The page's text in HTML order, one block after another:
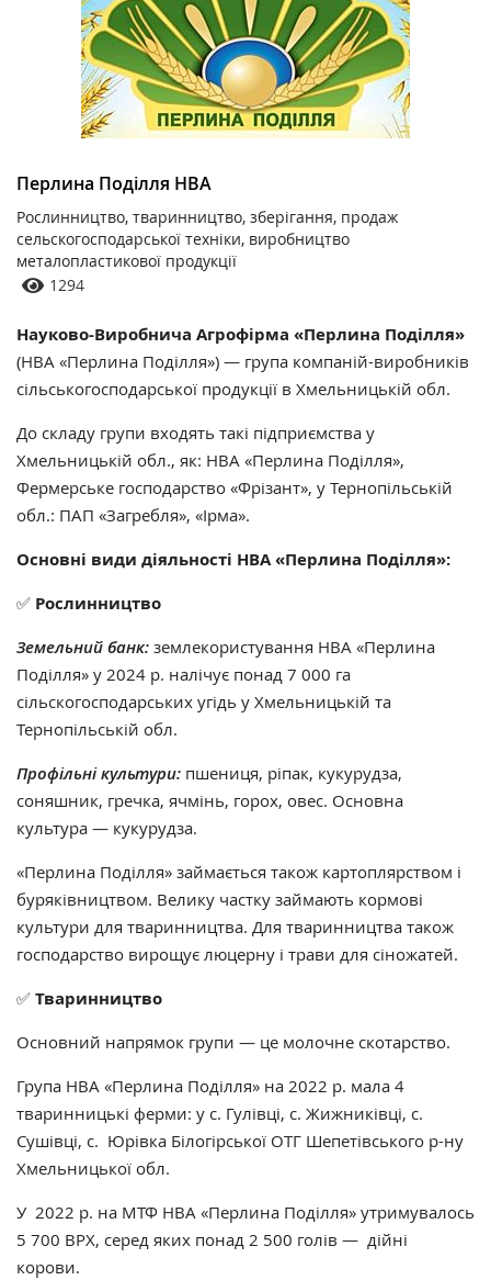
Перлина Поділля НВА
Рослинництво, тваринництво, зберігання, продаж
сельскогосподарської техніки, виробництво
металопластикової продукції
1294
Науково-Виробнича Агрофірма «Перлина Поділля»
(НВА «Перлина Поділля») — група компаній-виробників
сільськогосподарської продукції в Хмельницькій обл.
До складу групи входять такі підприємства у
Хмельницькій обл., як: НВА «Перлина Поділля»,
Фермерське господарство «Фрізант», у Тернопільській
обл.: ПАП «Загребля», «Ірма».
Основні види діяльності НВА «Перлина Поділля»:
✅ Рослинництво
Земельний банк: землекористування НВА «Перлина
Поділля» у 2024 р. налічує понад 7 000 га
сільскогосподарських угідь у Хмельницькій та
Тернопільській обл.
Профільні культури: пшениця, ріпак, кукурудза,
соняшник, гречка, ячмінь, горох, овес. Основна
культура — кукурудза.
«Перлина Поділля» займається також картоплярством і
буряківництвом. Велику частку займають кормові
культури для тваринництва. Для тваринництва також
господарство вирощує люцерну і трави для сіножатей.
✅ Тваринництво
Основний напрямок групи — це молочне скотарство.
Група НВА «Перлина Поділля» на 2022 р. мала 4
тваринницькі ферми: у с. Гулівці, с. Жижниківці, с.
Сушівці, с. Юрівка Білогірської ОТГ Шепетівського р-ну
Хмельницької обл.
У 2022 р. на МТФ НВА «Перлина Поділля» утримувалось
5 700 ВРХ, серед яких понад 2 500 голів — дійні
корови.